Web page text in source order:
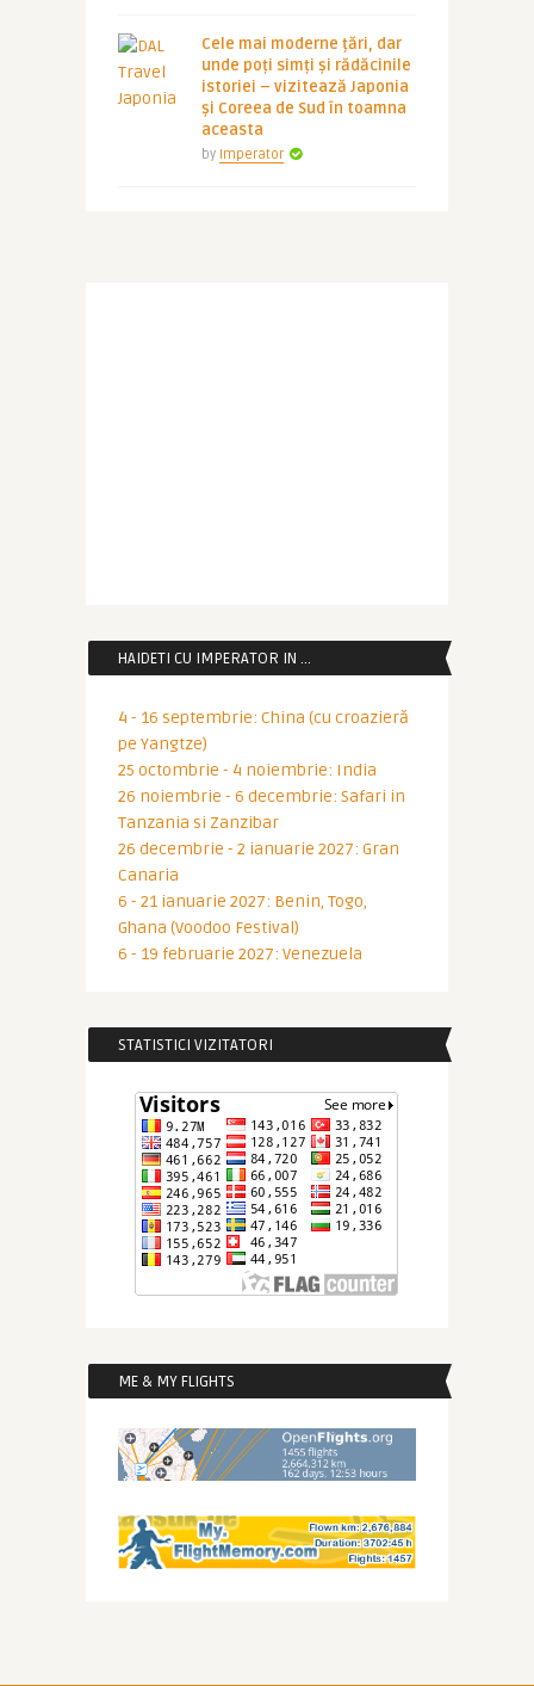
Cele mai moderne țări, dar
unde poți simți și rădăcinile
istoriei – vizitează Japonia
și Coreea de Sud în toamna
aceasta
by Imperator
HAIDETI CU IMPERATOR IN …
4 - 16 septembrie: China (cu croazieră
pe Yangtze)
25 octombrie - 4 noiembrie: India
26 noiembrie - 6 decembrie: Safari in
Tanzania si Zanzibar
26 decembrie - 2 ianuarie 2027: Gran
Canaria
6 - 21 ianuarie 2027: Benin, Togo,
Ghana (Voodoo Festival)
6 - 19 februarie 2027: Venezuela
STATISTICI VIZITATORI
ME & MY FLIGHTS